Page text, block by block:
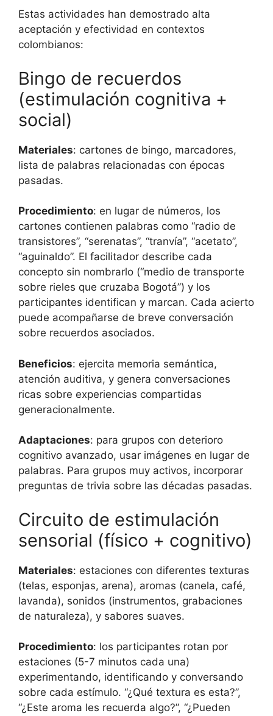
Estas actividades han demostrado alta
aceptación y efectividad en contextos
colombianos:
Bingo de recuerdos
(estimulación cognitiva +
social)
Materiales: cartones de bingo, marcadores,
lista de palabras relacionadas con épocas
pasadas.
Procedimiento: en lugar de números, los
cartones contienen palabras como “radio de
transistores”, “serenatas”, “tranvía”, “acetato”,
“aguinaldo”. El facilitador describe cada
concepto sin nombrarlo (“medio de transporte
sobre rieles que cruzaba Bogotá”) y los
participantes identifican y marcan. Cada acierto
puede acompañarse de breve conversación
sobre recuerdos asociados.
Beneficios: ejercita memoria semántica,
atención auditiva, y genera conversaciones
ricas sobre experiencias compartidas
generacionalmente.
Adaptaciones: para grupos con deterioro
cognitivo avanzado, usar imágenes en lugar de
palabras. Para grupos muy activos, incorporar
preguntas de trivia sobre las décadas pasadas.
Circuito de estimulación
sensorial (físico + cognitivo)
Materiales: estaciones con diferentes texturas
(telas, esponjas, arena), aromas (canela, café,
lavanda), sonidos (instrumentos, grabaciones
de naturaleza), y sabores suaves.
Procedimiento: los participantes rotan por
estaciones (5-7 minutos cada una)
experimentando, identificando y conversando
sobre cada estímulo. “¿Qué textura es esta?”,
“¿Este aroma les recuerda algo?”, “¿Pueden